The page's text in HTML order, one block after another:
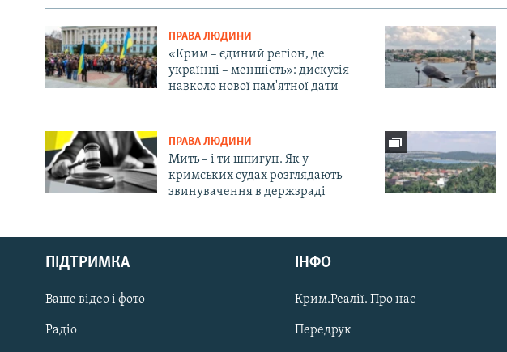
Русский
Qırımtatar
ДОЛУЧАЙСЯ!
ПРАВА ЛЮДИНИ
«Крим – єдиний регіон, де
українці – меншість»: дискусія
навколо нової пам'ятної дати
ПРАВА ЛЮДИНИ
Мить – і ти шпигун. Як у
кримських судах розглядають
звинувачення в держзраді
ПІДТРИМКА
Ваше відео і фото
Радіо
ІНФО
Крим.Реалії. Про нас
Передрук